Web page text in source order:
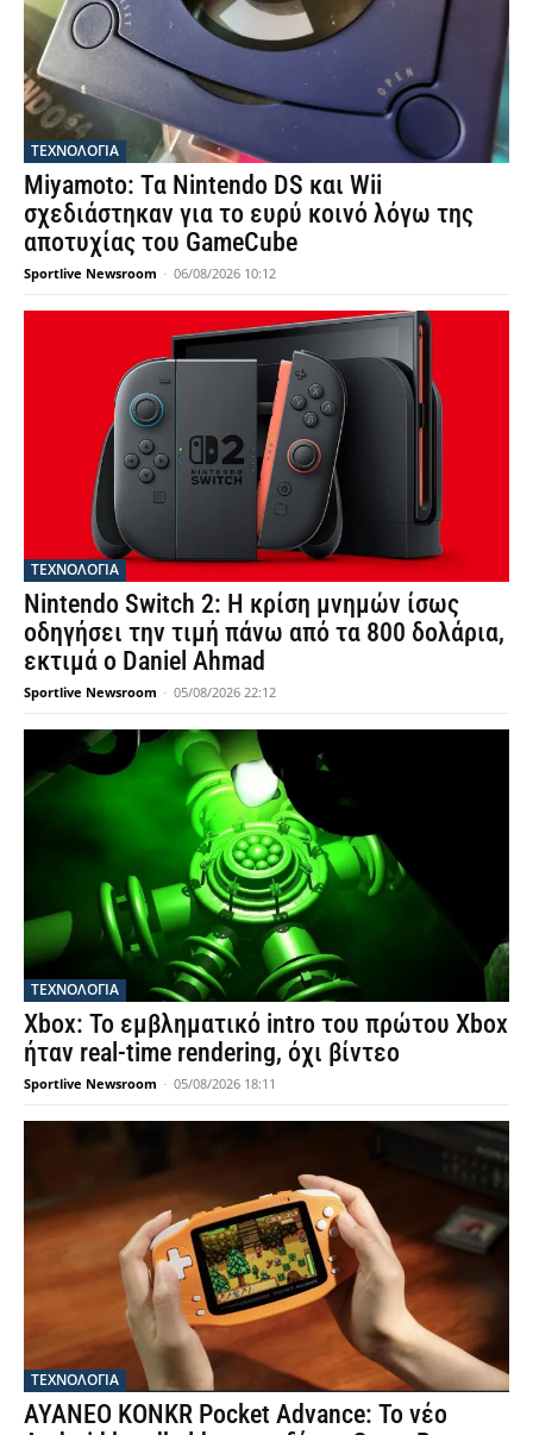
ΤΕΧΝΟΛΟΓΙΑ
Miyamoto: Τα Nintendo DS και Wii
σχεδιάστηκαν για το ευρύ κοινό λόγω της
αποτυχίας του GameCube
Sportlive Newsroom - 06/08/2026 10:12
ΤΕΧΝΟΛΟΓΙΑ
Nintendo Switch 2: Η κρίση μνημών ίσως
οδηγήσει την τιμή πάνω από τα 800 δολάρια,
εκτιμά ο Daniel Ahmad
Sportlive Newsroom - 05/08/2026 22:12
ΤΕΧΝΟΛΟΓΙΑ
Xbox: Το εμβληματικό intro του πρώτου Xbox
ήταν real-time rendering, όχι βίντεο
Sportlive Newsroom - 05/08/2026 18:11
ΤΕΧΝΟΛΟΓΙΑ
AYANEO KONKR Pocket Advance: Το νέο